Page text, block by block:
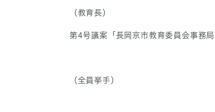
（教育長）
第4号議案「長岡京市教育委員会事務
（全員挙手）